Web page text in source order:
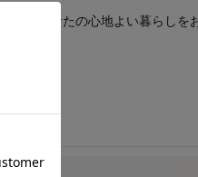
であなたの心地よい暮らしを